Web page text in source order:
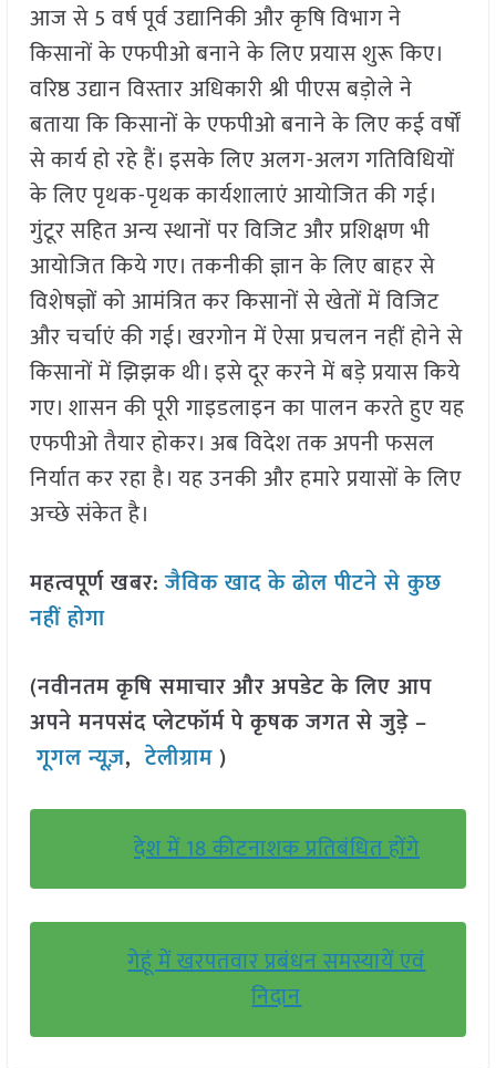
आज से 5 वर्ष पूर्व उद्यानिकी और कृषि विभाग ने
किसानों के एफपीओ बनाने के लिए प्रयास शुरू किए।
वरिष्ठ उद्यान विस्तार अधिकारी श्री पीएस बड़ोले ने
बताया कि किसानों के एफपीओ बनाने के लिए कई वर्षों
से कार्य हो रहे हैं। इसके लिए अलग-अलग गतिविधियों
के लिए पृथक-पृथक कार्यशालाएं आयोजित की गई।
गुंटूर सहित अन्य स्थानों पर विजिट और प्रशिक्षण भी
आयोजित किये गए। तकनीकी ज्ञान के लिए बाहर से
विशेषज्ञों को आमंत्रित कर किसानों से खेतों में विजिट
और चर्चाएं की गई। खरगोन में ऐसा प्रचलन नहीं होने से
किसानों में झिझक थी। इसे दूर करने में बड़े प्रयास किये
गए। शासन की पूरी गाइडलाइन का पालन करते हुए यह
एफपीओ तैयार होकर। अब विदेश तक अपनी फसल
निर्यात कर रहा है। यह उनकी और हमारे प्रयासों के लिए
अच्छे संकेत है।
महत्वपूर्ण खबर:जैविक खाद के ढोल पीटने से कुछ
नहीं होगा
(नवीनतम कृषि समाचार और अपडेट के लिए आप
अपने मनपसंद प्लेटफॉर्म पे कृषक जगत से जुड़े –
गूगल न्यूज़,टेलीग्राम )
देश में 18 कीटनाशक प्रतिबंधित होंगे
गेहूं में खरपतवार प्रबंधन समस्यायें एवं
निदान